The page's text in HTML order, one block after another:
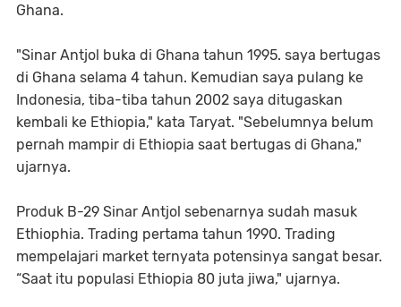
Ghana.
"Sinar Antjol buka di Ghana tahun 1995. saya bertugas
di Ghana selama 4 tahun. Kemudian saya pulang ke
Indonesia, tiba-tiba tahun 2002 saya ditugaskan
kembali ke Ethiopia," kata Taryat. "Sebelumnya belum
pernah mampir di Ethiopia saat bertugas di Ghana,"
ujarnya.
Produk B-29 Sinar Antjol sebenarnya sudah masuk
Ethiophia. Trading pertama tahun 1990. Trading
mempelajari market ternyata potensinya sangat besar.
“Saat itu populasi Ethiopia 80 juta jiwa," ujarnya.